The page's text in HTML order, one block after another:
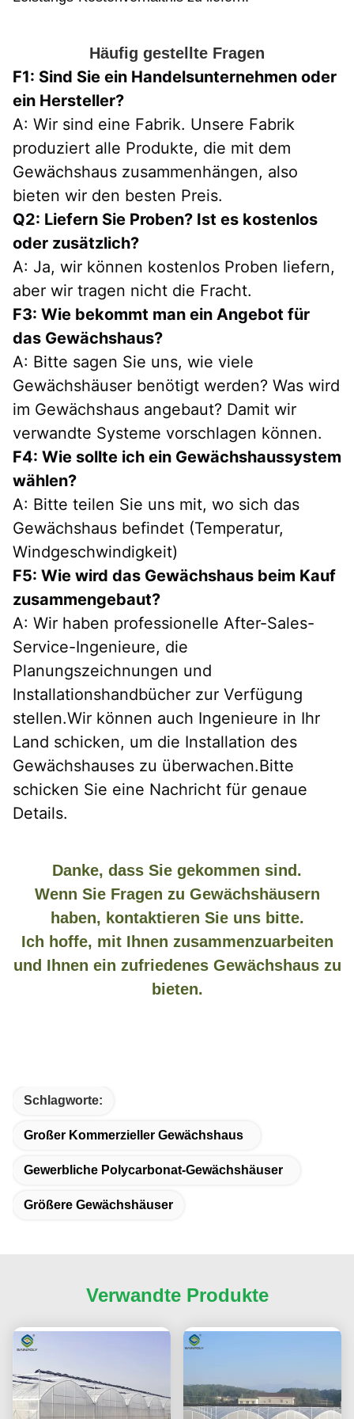
Häufig gestellte Fragen
F1: Sind Sie ein Handelsunternehmen oder
ein Hersteller?
A: Wir sind eine Fabrik. Unsere Fabrik
produziert alle Produkte, die mit dem
Gewächshaus zusammenhängen, also
bieten wir den besten Preis.
Q2: Liefern Sie Proben? Ist es kostenlos
oder zusätzlich?
A: Ja, wir können kostenlos Proben liefern,
aber wir tragen nicht die Fracht.
F3: Wie bekommt man ein Angebot für
das Gewächshaus?
A: Bitte sagen Sie uns, wie viele
Gewächshäuser benötigt werden? Was wird
im Gewächshaus angebaut? Damit wir
verwandte Systeme vorschlagen können.
F4: Wie sollte ich ein Gewächshaussystem
wählen?
A: Bitte teilen Sie uns mit, wo sich das
Gewächshaus befindet (Temperatur,
Windgeschwindigkeit)
F5: Wie wird das Gewächshaus beim Kauf
zusammengebaut?
A: Wir haben professionelle After-Sales-
Service-Ingenieure, die
Planungszeichnungen und
Installationshandbücher zur Verfügung
stellen.Wir können auch Ingenieure in Ihr
Land schicken, um die Installation des
Gewächshauses zu überwachen.Bitte
schicken Sie eine Nachricht für genaue
Details.
Danke, dass Sie gekommen sind.
Wenn Sie Fragen zu Gewächshäusern
haben, kontaktieren Sie uns bitte.
Ich hoffe, mit Ihnen zusammenzuarbeiten
und Ihnen ein zufriedenes Gewächshaus zu
bieten.
Schlagworte:
Großer Kommerzieller Gewächshaus
Gewerbliche Polycarbonat-Gewächshäuser
Größere Gewächshäuser
Verwandte Produkte